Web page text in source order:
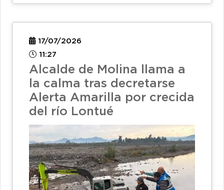
17/07/2026
11:27
Alcalde de Molina llama a
la calma tras decretarse
Alerta Amarilla por crecida
del río Lontué